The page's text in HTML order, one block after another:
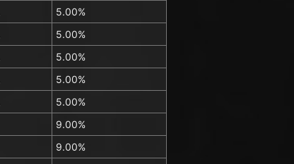
5.00%
5.00%
5.00%
5.00%
5.00%
9.00%
9.00%